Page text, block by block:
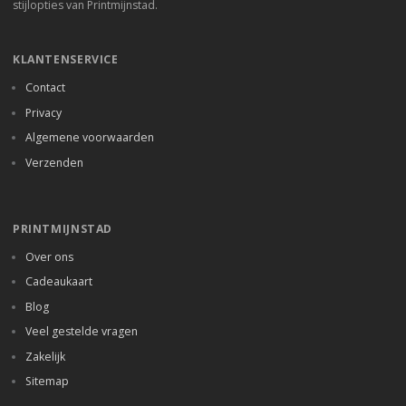
stijlopties van Printmijnstad.
KLANTENSERVICE
Contact
Privacy
Algemene voorwaarden
Verzenden
PRINTMIJNSTAD
Over ons
Cadeaukaart
Blog
Veel gestelde vragen
Zakelijk
Sitemap